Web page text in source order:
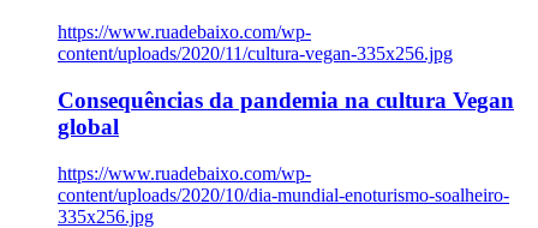
https://www.ruadebaixo.com/wp-
content/uploads/2020/11/cultura-vegan-335x256.jpg
Consequências da pandemia na cultura Vegan
global
https://www.ruadebaixo.com/wp-
content/uploads/2020/10/dia-mundial-enoturismo-soalheiro-
335x256.jpg